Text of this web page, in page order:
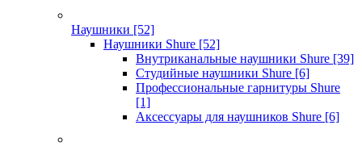
Наушники [52]
Наушники Shure [52]
Внутриканальные наушники Shure [39]
Студийные наушники Shure [6]
Профессиональные гарнитуры Shure
[1]
Аксессуары для наушников Shure [6]